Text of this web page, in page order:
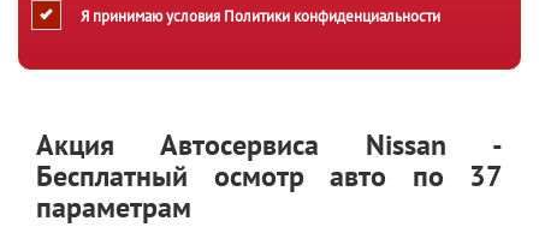
Я принимаю условия Политики конфиденциальности
Акция Автосервиса Nissan -
Бесплатный осмотр авто по 37
параметрам